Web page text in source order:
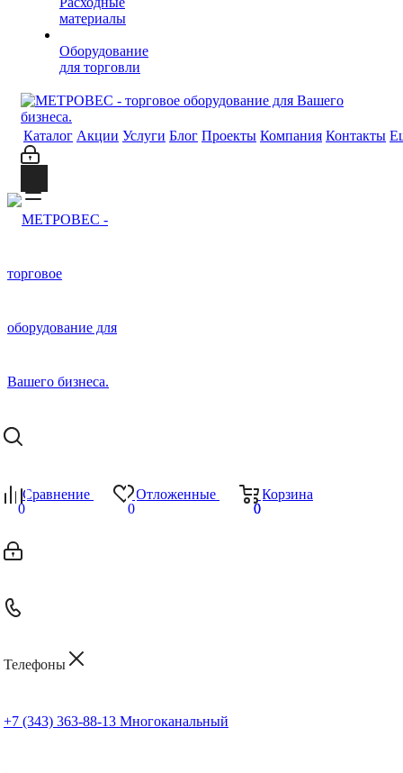
материалы
Оборудование
для торговли
Каталог Акции Услуги Блог Проекты Компания Контакты
Сравнение
0
Отложенные
0
Корзина
0
0
Телефоны
+7 (343) 363-88-13 Многоканальный